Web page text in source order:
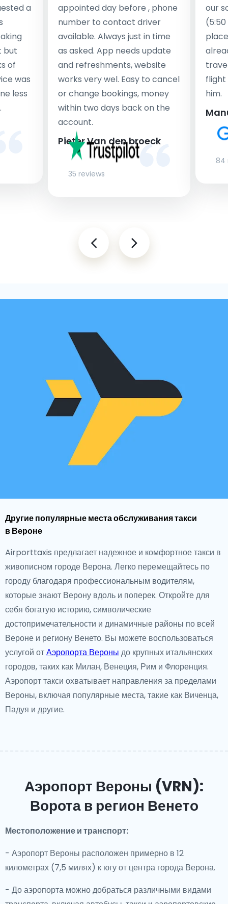
a
but
of
was
less
appointed day before , phone
number to contact driver
available. Always just in time
as asked. App needs update
and refreshments, website
works very wel. Easy to cancel
or change bookings, money
within two days back on the
account.
Pieter Van den broeck
35 reviews
our
flight
him.
84
Другие популярные места обслуживания такси
в Вероне
Airporttaxis предлагает надежное и комфортное такси в
живописном городе Верона. Легко перемещайтесь по
городу благодаря профессиональным водителям,
которые знают Верону вдоль и поперек. Откройте для
себя богатую историю, символические
достопримечательности и динамичные районы по всей
Вероне и региону Венето. Вы можете воспользоваться
услугой отАэропорта Вероны до крупных итальянских
городов, таких как Милан, Венеция, Рим и Флоренция.
Аэропорт такси охватывает направления за пределами
Вероны, включая популярные места, такие как Виченца,
Падуя и другие.
Аэропорт Вероны (VRN):
Ворота в регион Венето
Местоположение и транспорт:
- Аэропорт Вероны расположен примерно в 12
километрах (7,5 милях) к югу от центра города Верона.
- До аэропорта можно добраться различными видами